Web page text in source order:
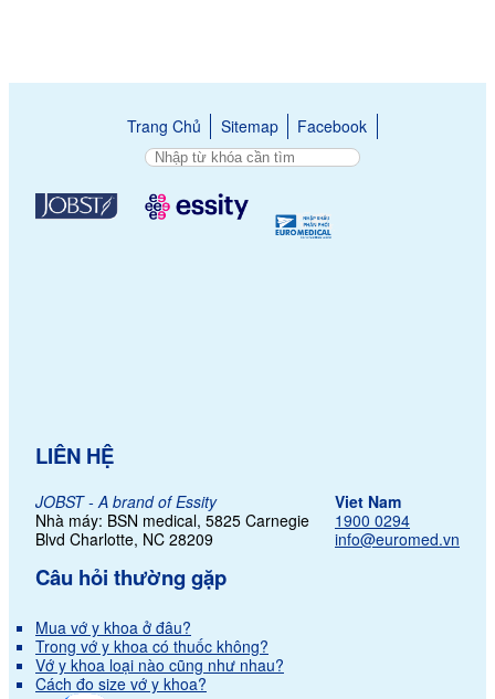
Trang Chủ Sitemap Facebook
LIÊN HỆ
JOBST - A brand of Essity
Nhà máy: BSN medical, 5825 Carnegie
Blvd Charlotte, NC 28209
Viet Nam
1900 0294
info@euromed.vn
Câu hỏi thường gặp
Mua vớ y khoa ở đâu?
Trong vớ y khoa có thuốc không?
Vớ y khoa loại nào cũng như nhau?
Cách đo size vớ y khoa?